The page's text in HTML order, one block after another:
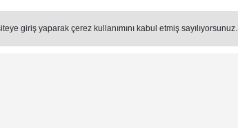
giriş yaparak çerez kullanımını kabul etmiş sayılıyorsunuz.
Okuma Süresi: 2 dk.